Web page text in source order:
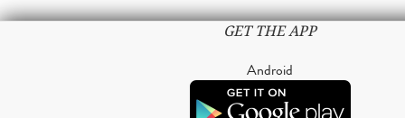
GET THE APP
Android